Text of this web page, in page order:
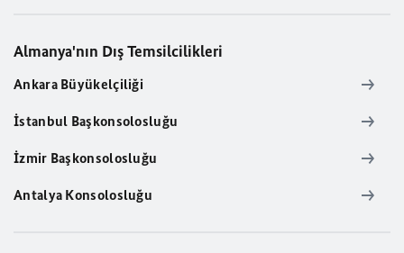
Almanya'nın Dış Temsilcilikleri
Ankara Büyükelçiliği
İstanbul Başkonsolosluğu
İzmir Başkonsolosluğu
Antalya Konsolosluğu